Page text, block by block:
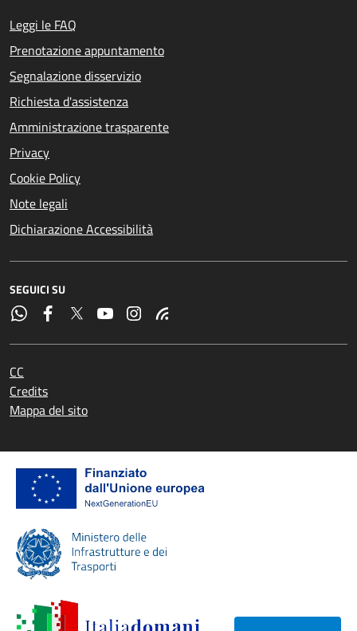
Leggi le FAQ
Prenotazione appuntamento
Segnalazione disservizio
Richiesta d'assistenza
Amministrazione trasparente
Privacy
Cookie Policy
Note legali
Dichiarazione Accessibilità
SEGUICI SU
CC
Credits
Mappa del sito